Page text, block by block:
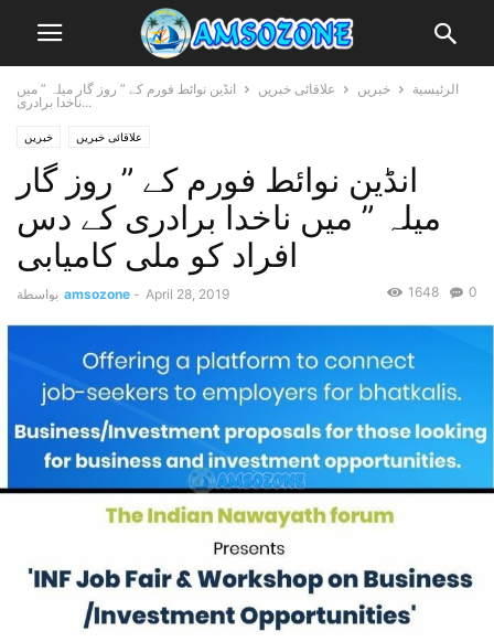
الرئيسية خبریں علاقائی خبریں
انڈین نوائط فورم کے ” روز گار میلہ ” میں
ناخدا برادری...
خبریں علاقائی خبریں
انڈین نوائط فورم کے ” روز گار
میلہ ” میں ناخدا برادری کے دس
افراد کو ملی کامیابی
بواسطة amsozone - April 28, 2019 0
1648